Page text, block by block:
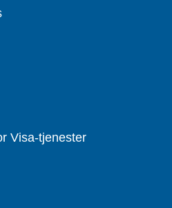
Visa-tjenester